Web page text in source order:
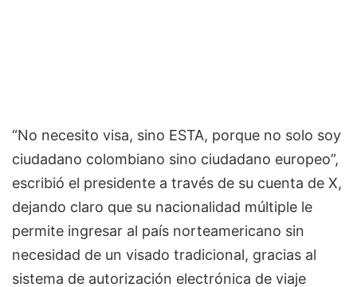
“No necesito visa, sino ESTA, porque no solo soy
ciudadano colombiano sino ciudadano europeo”,
escribió el presidente a través de su cuenta de X,
dejando claro que su nacionalidad múltiple le
permite ingresar al país norteamericano sin
necesidad de un visado tradicional, gracias al
sistema de autorización electrónica de viaje